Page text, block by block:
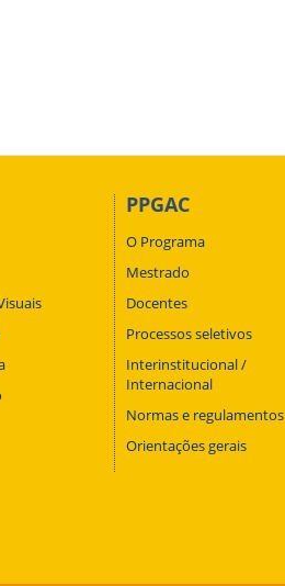
PPGAC
O Programa
Mestrado
Docentes
Processos seletivos
Interinstitucional /
Internacional
Normas e regulamentos
Orientações gerais